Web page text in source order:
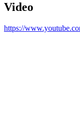
Video
https://